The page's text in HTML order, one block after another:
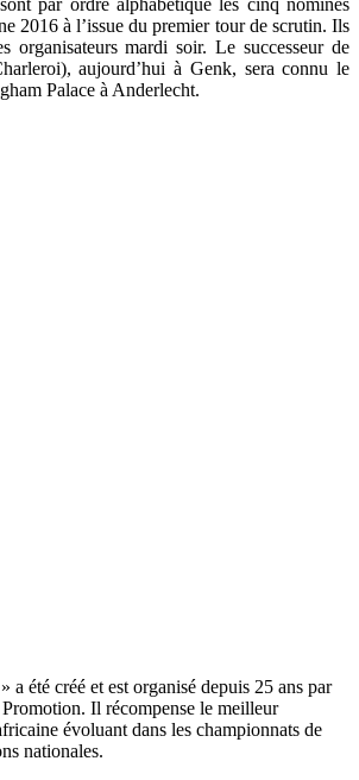
par ordre alphabétique les cinq nominés
2016 à l’issue du premier tour de scrutin. Ils
organisateurs mardi soir. Le successeur de
aujourd’hui à Genk, sera connu le
Palace à Anderlecht.
a été créé et est organisé depuis 25 ans par
Il récompense le meilleur
évoluant dans les championnats de
nationales.